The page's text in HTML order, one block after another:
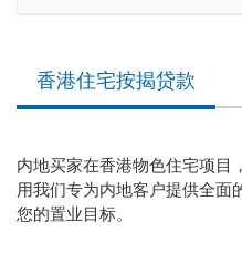
香港住宅按揭贷款
内地买家在香港物色住宅项目
用我们专为内地客户提供全面
您的置业目标。